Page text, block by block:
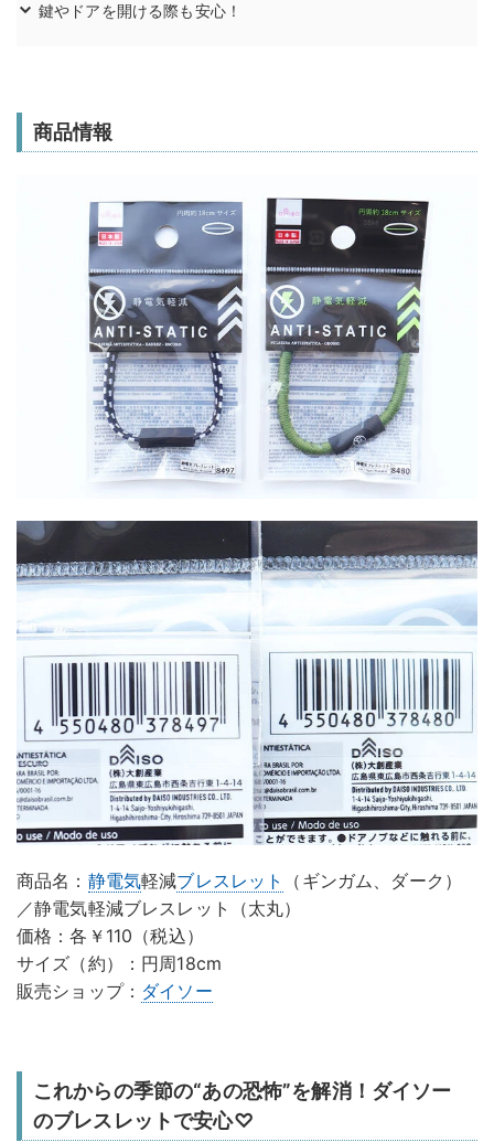
鍵やドアを開ける際も安心！
商品情報
商品名： 静電気軽減ブレスレット
（ギンガム、ダーク）
／静電気軽減ブレスレット（太丸）
価格：各￥110（税込）
サイズ（約）：円周18cm
販売ショップ： ダイソー
これからの季節の“あの恐怖”を解消！ダイソー
のブレスレットで安心♡